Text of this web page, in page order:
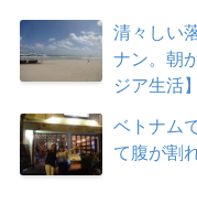
清々しい
ナン。朝
ジア生活】
ベトナム
て腹が割